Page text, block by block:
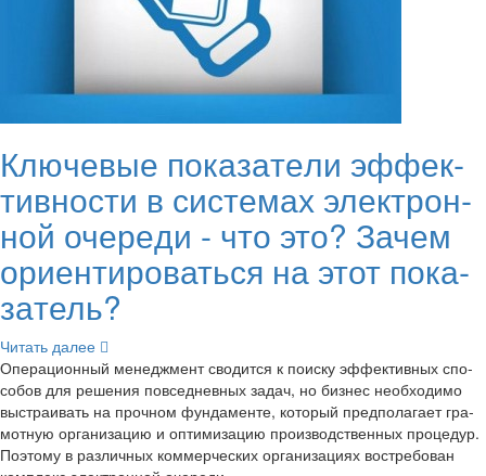
Клю­че­вые по­ка­за­те­ли эф­фек­
тив­но­сти в си­сте­мах элек­трон­
ной оче­ре­ди - что это? Зачем
ори­ен­ти­ро­вать­ся на этот по­ка­
за­тель?
Чи­тать далее
Опе­ра­ци­он­ный ме­недж­мент сво­дит­ся к по­ис­ку эф­фек­тив­ных спо­
со­бов для ре­ше­ния по­все­днев­ных задач, но биз­нес необ­хо­ди­мо
вы­стра­и­вать на проч­ном фун­да­мен­те, ко­то­рый пред­по­ла­га­ет гра­
мот­ную ор­га­ни­за­цию и оп­ти­ми­за­цию про­из­вод­ствен­ных про­це­дур.
По­это­му в раз­лич­ных ком­мер­че­ских ор­га­ни­за­ци­ях вос­тре­бо­ван